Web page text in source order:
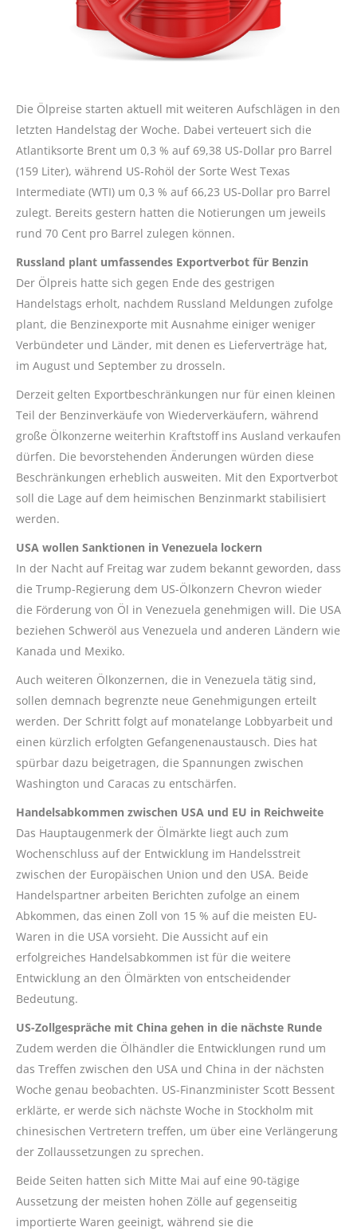
Die Ölpreise starten aktuell mit weiteren Aufschlägen in den
letzten Handelstag der Woche. Dabei verteuert sich die
Atlantiksorte Brent um 0,3 % auf 69,38 US-Dollar pro Barrel
(159 Liter), während US-Rohöl der Sorte West Texas
Intermediate (WTI) um 0,3 % auf 66,23 US-Dollar pro Barrel
zulegt. Bereits gestern hatten die Notierungen um jeweils
rund 70 Cent pro Barrel zulegen können.
Russland plant umfassendes Exportverbot für Benzin
Der Ölpreis hatte sich gegen Ende des gestrigen
Handelstags erholt, nachdem Russland Meldungen zufolge
plant, die Benzinexporte mit Ausnahme einiger weniger
Verbündeter und Länder, mit denen es Lieferverträge hat,
im August und September zu drosseln.
Derzeit gelten Exportbeschränkungen nur für einen kleinen
Teil der Benzinverkäufe von Wiederverkäufern, während
große Ölkonzerne weiterhin Kraftstoff ins Ausland verkaufen
dürfen. Die bevorstehenden Änderungen würden diese
Beschränkungen erheblich ausweiten. Mit den Exportverbot
soll die Lage auf dem heimischen Benzinmarkt stabilisiert
werden.
USA wollen Sanktionen in Venezuela lockern
In der Nacht auf Freitag war zudem bekannt geworden, dass
die Trump-Regierung dem US-Ölkonzern Chevron wieder
die Förderung von Öl in Venezuela genehmigen will. Die USA
beziehen Schweröl aus Venezuela und anderen Ländern wie
Kanada und Mexiko.
Auch weiteren Ölkonzernen, die in Venezuela tätig sind,
sollen demnach begrenzte neue Genehmigungen erteilt
werden. Der Schritt folgt auf monatelange Lobbyarbeit und
einen kürzlich erfolgten Gefangenenaustausch. Dies hat
spürbar dazu beigetragen, die Spannungen zwischen
Washington und Caracas zu entschärfen.
Handelsabkommen zwischen USA und EU in Reichweite
Das Hauptaugenmerk der Ölmärkte liegt auch zum
Wochenschluss auf der Entwicklung im Handelsstreit
zwischen der Europäischen Union und den USA. Beide
Handelspartner arbeiten Berichten zufolge an einem
Abkommen, das einen Zoll von 15 % auf die meisten EU-
Waren in die USA vorsieht. Die Aussicht auf ein
erfolgreiches Handelsabkommen ist für die weitere
Entwicklung an den Ölmärkten von entscheidender
Bedeutung.
US-Zollgespräche mit China gehen in die nächste Runde
Zudem werden die Ölhändler die Entwicklungen rund um
das Treffen zwischen den USA und China in der nächsten
Woche genau beobachten. US-Finanzminister Scott Bessent
erklärte, er werde sich nächste Woche in Stockholm mit
chinesischen Vertretern treffen, um über eine Verlängerung
der Zollaussetzungen zu sprechen.
Beide Seiten hatten sich Mitte Mai auf eine 90-tägige
Aussetzung der meisten hohen Zölle auf gegenseitig
importierte Waren geeinigt, während sie die